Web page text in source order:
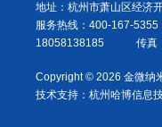
地址：杭州市萧山区经济
服务热线：400-167-5355
18058138185 传真：
Copyright © 2026 金微纳
技术支持： 杭州哈博信息